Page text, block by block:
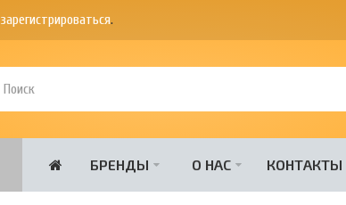
зарегистрироваться.
БРЕНДЫ О НАС КОНТАКТЫ